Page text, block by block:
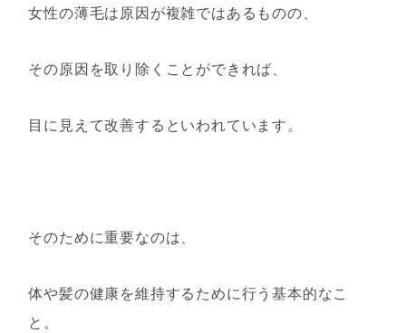
女性の薄毛は原因が複雑ではあるものの、
その原因を取り除くことができれば、
目に見えて改善するといわれています。
そのために重要なのは、
体や髪の健康を維持するために行う基本的なこ
と。